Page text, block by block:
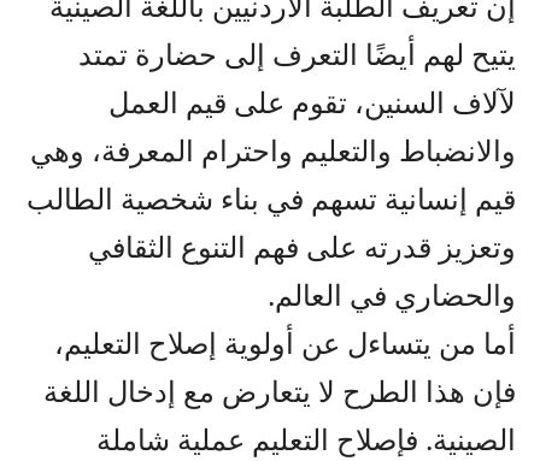
يتيح لهم أيضًا التعرف إلى حضارة تمتد
لآلاف السنين، تقوم على قيم العمل
والانضباط والتعليم واحترام المعرفة، وهي
قيم إنسانية تسهم في بناء شخصية الطالب
وتعزيز قدرته على فهم التنوع الثقافي
والحضاري في العالم.
أما من يتساءل عن أولوية إصلاح التعليم،
فإن هذا الطرح لا يتعارض مع إدخال اللغة
الصينية. فإصلاح التعليم عملية شاملة